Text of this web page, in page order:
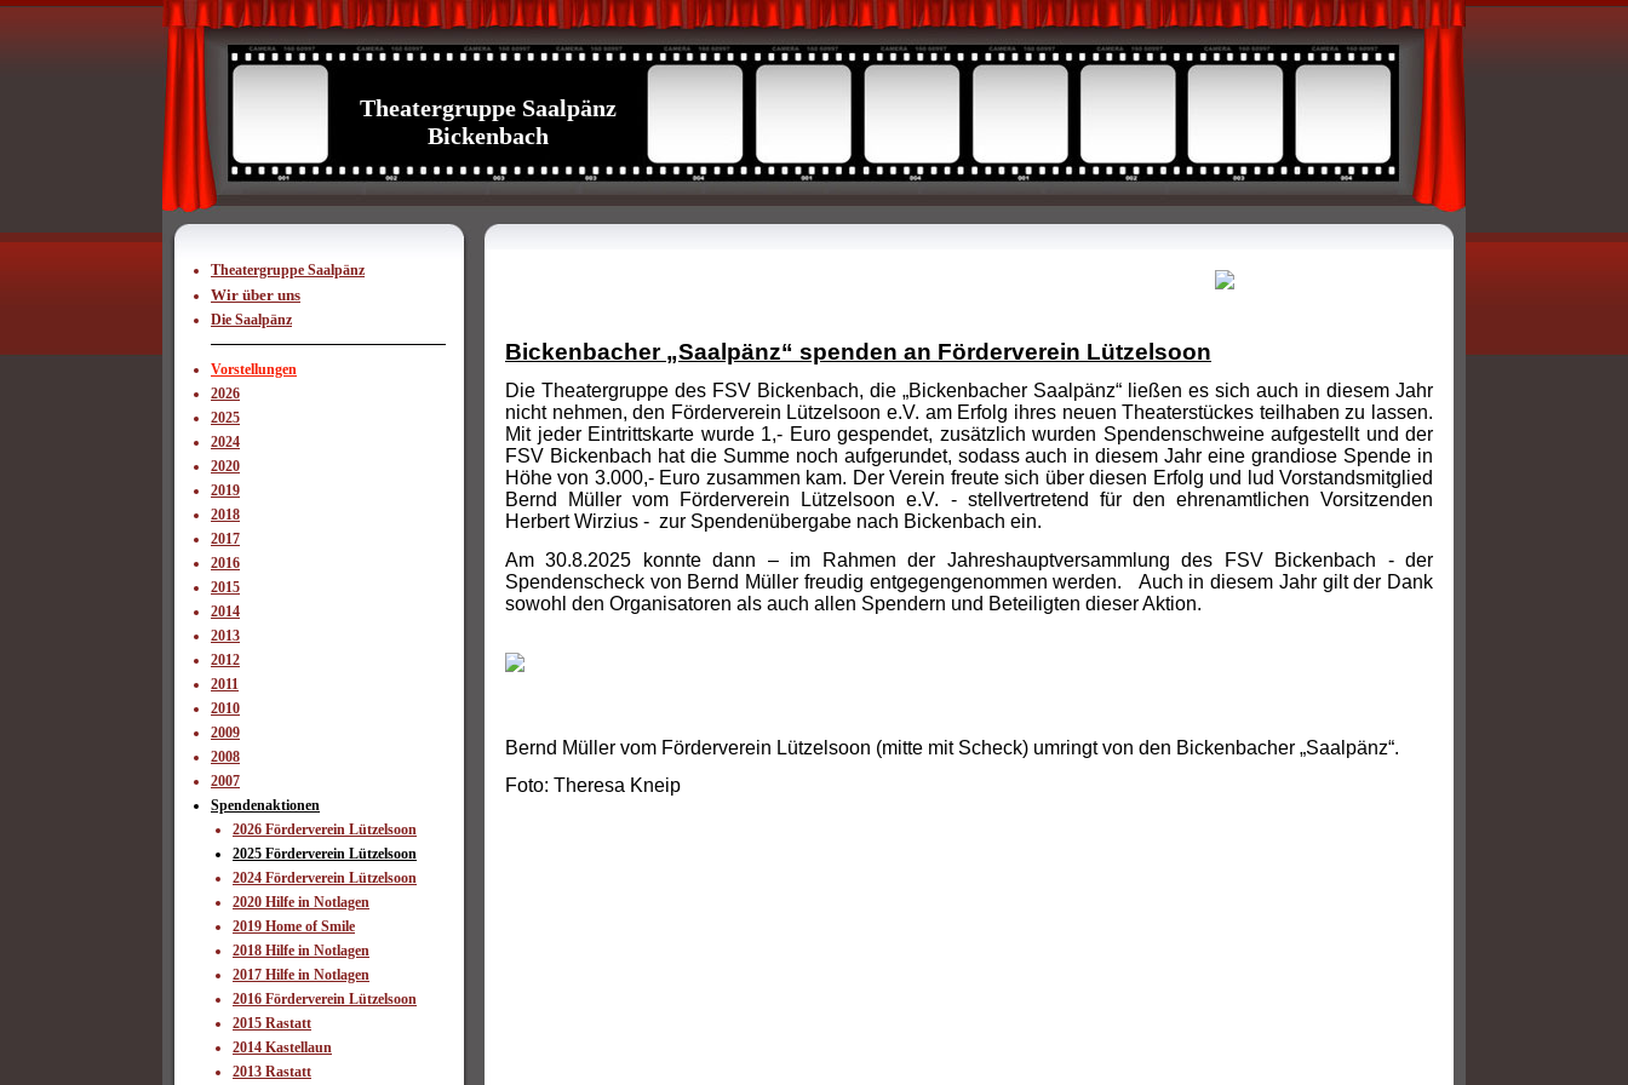
Theatergruppe Saalpänz
Bickenbach
Theatergruppe Saalpänz
Wir über uns
Die Saalpänz
Vorstellungen
2026
2025
2024
2020
2019
2018
2017
2016
2015
2014
2013
2012
2011
2010
2009
2008
2007
Spendenaktionen
2026 Förderverein Lützelsoon
2025 Förderverein Lützelsoon
2024 Förderverein Lützelsoon
2020 Hilfe in Notlagen
2019 Home of Smile
2018 Hilfe in Notlagen
2017 Hilfe in Notlagen
2016 Förderverein Lützelsoon
2015 Rastatt
2014 Kastellaun
2013 Rastatt
Bickenbacher „Saalpänz“ spenden an Förderverein Lützelsoon
Die Theatergruppe des FSV Bickenbach, die „Bickenbacher Saalpänz“ ließen es sich auch in diesem Jahr
nicht nehmen, den Förderverein Lützelsoon e.V. am Erfolg ihres neuen Theaterstückes teilhaben zu lassen.
Mit jeder Eintrittskarte wurde 1,- Euro gespendet, zusätzlich wurden Spendenschweine aufgestellt und der
FSV Bickenbach hat die Summe noch aufgerundet, sodass auch in diesem Jahr eine grandiose Spende in
Höhe von 3.000,- Euro zusammen kam. Der Verein freute sich über diesen Erfolg und lud Vorstandsmitglied
Bernd Müller vom Förderverein Lützelsoon e.V. - stellvertretend für den ehrenamtlichen Vorsitzenden
Herbert Wirzius - zur Spendenübergabe nach Bickenbach ein.
Am 30.8.2025 konnte dann – im Rahmen der Jahreshauptversammlung des FSV Bickenbach - der
Spendenscheck von Bernd Müller freudig entgegengenommen werden. Auch in diesem Jahr gilt der Dank
sowohl den Organisatoren als auch allen Spendern und Beteiligten dieser Aktion.
Bernd Müller vom Förderverein Lützelsoon (mitte mit Scheck) umringt von den Bickenbacher „Saalpänz“.
Foto: Theresa Kneip